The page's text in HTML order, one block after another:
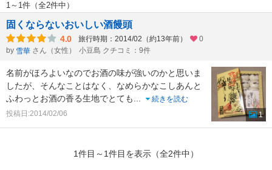
1～1件（全2件中）
固くならないおいしい酒饅頭
4.0 旅行時期：2014/02（約13年前）
0
by 雪華 さん（女性） 小豆島 クチコミ：9件
名前がほろよいなのでお酒の味が強いのかと思いま
したが、そんなことはなく、なめらかなこしあんと
ふわっとお酒の香る生地でとても
続きを読む
投稿日:2014/02/06
1
1件目～1件目を表示（全2件中）